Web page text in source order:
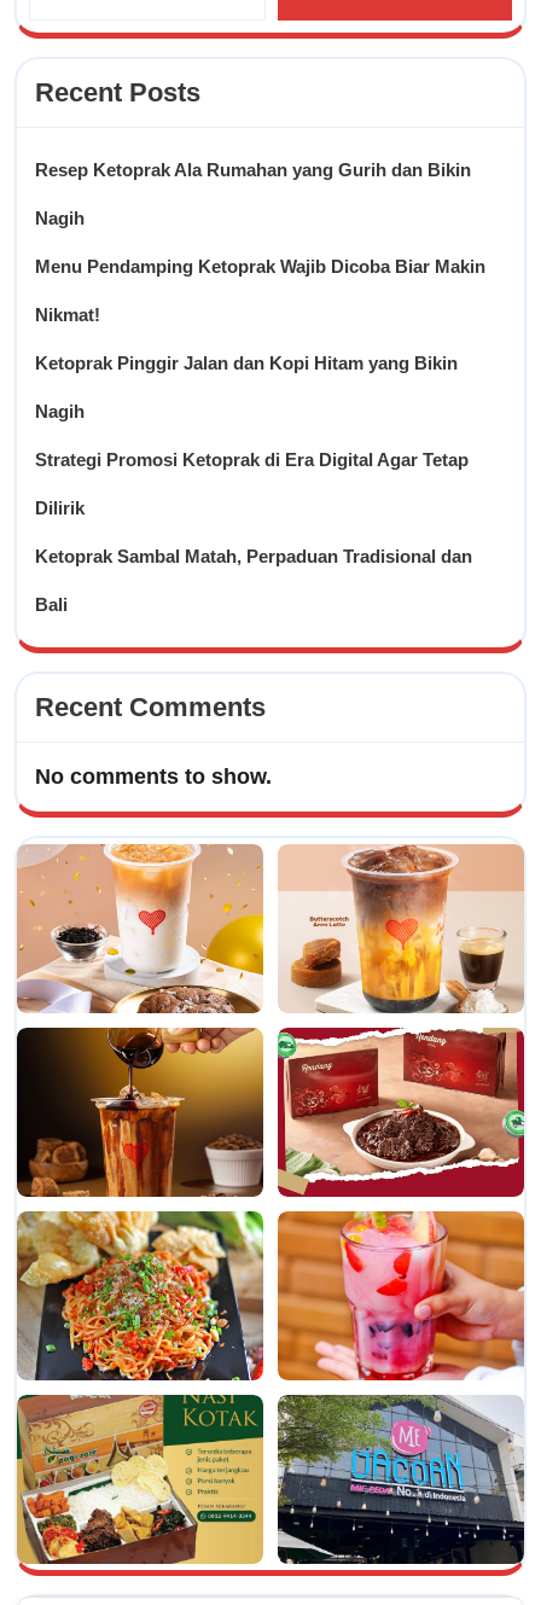
Recent Posts
Resep Ketoprak Ala Rumahan yang Gurih dan Bikin
Nagih
Menu Pendamping Ketoprak Wajib Dicoba Biar Makin
Nikmat!
Ketoprak Pinggir Jalan dan Kopi Hitam yang Bikin
Nagih
Strategi Promosi Ketoprak di Era Digital Agar Tetap
Dilirik
Ketoprak Sambal Matah, Perpaduan Tradisional dan
Bali
Recent Comments
No comments to show.